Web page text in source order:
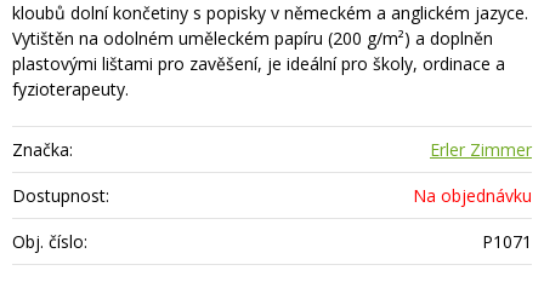
kloubů dolní končetiny s popisky v německém a anglickém jazyce.
Vytištěn na odolném uměleckém papíru (200 g/m²) a doplněn
plastovými lištami pro zavěšení, je ideální pro školy, ordinace a
fyzioterapeuty.
Značka:
Erler Zimmer
Dostupnost:
Na objednávku
Obj. číslo:
P1071